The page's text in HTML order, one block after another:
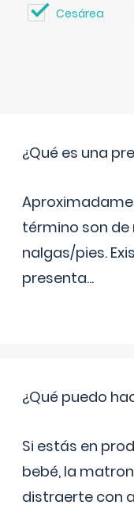
Cesárea
¿Qué es una
término son de
nalgas/pies.
presenta...
¿Qué puedo
Si estás en
bebé, la
distraerte con